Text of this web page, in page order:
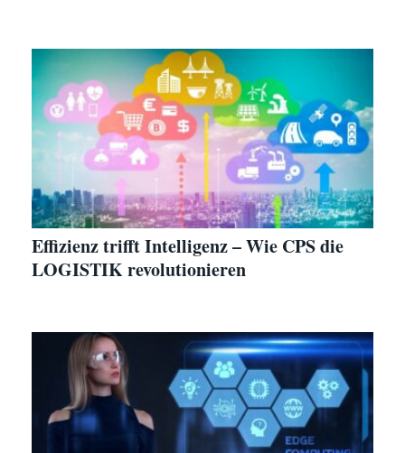
Effizienz trifft Intelligenz – Wie CPS die
LOGISTIK revolutionieren